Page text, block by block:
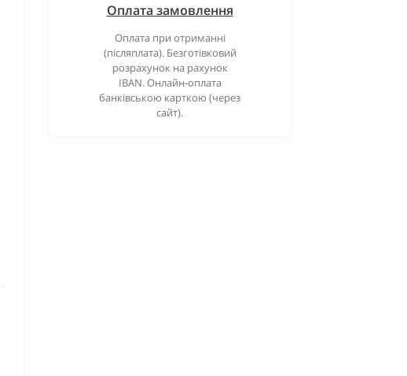
Оплата замовлення
Оплата при отриманні
(післяплата). Безготівковий
розрахунок на рахунок
IBAN. Онлайн-оплата
банківською карткою (через
сайт).